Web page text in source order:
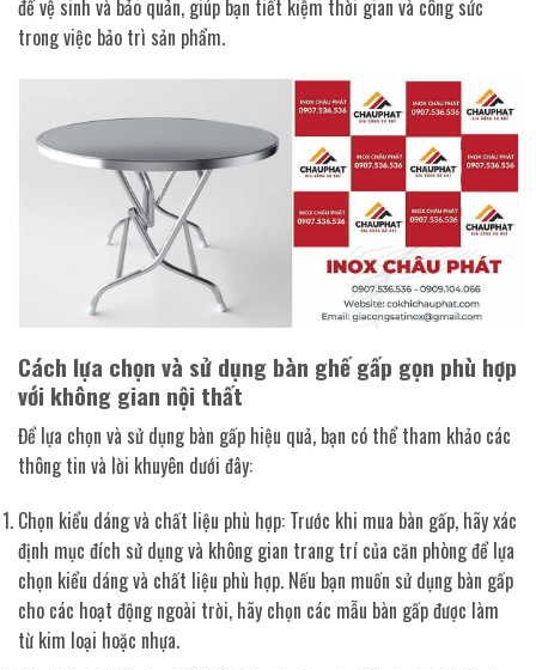
để vệ sinh và bảo quản, giúp bạn tiết kiệm thời gian và công sức
trong việc bảo trì sản phẩm.
Cách lựa chọn và sử dụng bàn ghế gấp gọn phù hợp
với không gian nội thất
Để lựa chọn và sử dụng bàn gấp hiệu quả, bạn có thể tham khảo các
thông tin và lời khuyên dưới đây:
Chọn kiểu dáng và chất liệu phù hợp: Trước khi mua bàn gấp, hãy xác
định mục đích sử dụng và không gian trang trí của căn phòng để lựa
chọn kiểu dáng và chất liệu phù hợp. Nếu bạn muốn sử dụng bàn gấp
cho các hoạt động ngoài trời, hãy chọn các mẫu bàn gấp được làm
từ kim loại hoặc nhựa.